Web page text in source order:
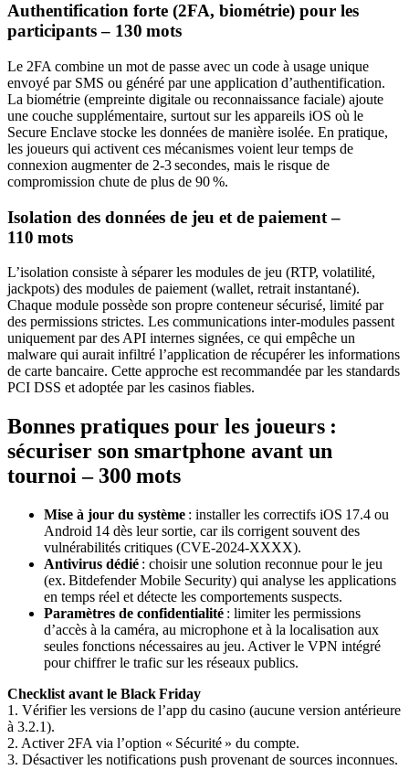
Authentification forte (2FA, biométrie) pour les
participants – 130 mots
Le 2FA combine un mot de passe avec un code à usage unique
envoyé par SMS ou généré par une application d’authentification.
La biométrie (empreinte digitale ou reconnaissance faciale) ajoute
une couche supplémentaire, surtout sur les appareils iOS où le
Secure Enclave stocke les données de manière isolée. En pratique,
les joueurs qui activent ces mécanismes voient leur temps de
connexion augmenter de 2‑3 secondes, mais le risque de
compromission chute de plus de 90 %.
Isolation des données de jeu et de paiement –
110 mots
L’isolation consiste à séparer les modules de jeu (RTP, volatilité,
jackpots) des modules de paiement (wallet, retrait instantané).
Chaque module possède son propre conteneur sécurisé, limité par
des permissions strictes. Les communications inter‑modules passent
uniquement par des API internes signées, ce qui empêche un
malware qui aurait infiltré l’application de récupérer les informations
de carte bancaire. Cette approche est recommandée par les standards
PCI DSS et adoptée par les casinos fiables.
Bonnes pratiques pour les joueurs :
sécuriser son smartphone avant un
tournoi – 300 mots
Mise à jour du système : installer les correctifs iOS 17.4 ou
Android 14 dès leur sortie, car ils corrigent souvent des
vulnérabilités critiques (CVE‑2024‑XXXX).
Antivirus dédié : choisir une solution reconnue pour le jeu
(ex. Bitdefender Mobile Security) qui analyse les applications
en temps réel et détecte les comportements suspects.
Paramètres de confidentialité : limiter les permissions
d’accès à la caméra, au microphone et à la localisation aux
seules fonctions nécessaires au jeu. Activer le VPN intégré
pour chiffrer le trafic sur les réseaux publics.
Checklist avant le Black Friday
1. Vérifier les versions de l’app du casino (aucune version antérieure
à 3.2.1).
2. Activer 2FA via l’option « Sécurité » du compte.
3. Désactiver les notifications push provenant de sources inconnues.